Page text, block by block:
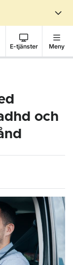
E-tjänster Meny
och